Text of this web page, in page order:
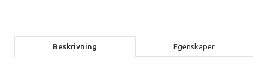
Beskrivning Egenskaper